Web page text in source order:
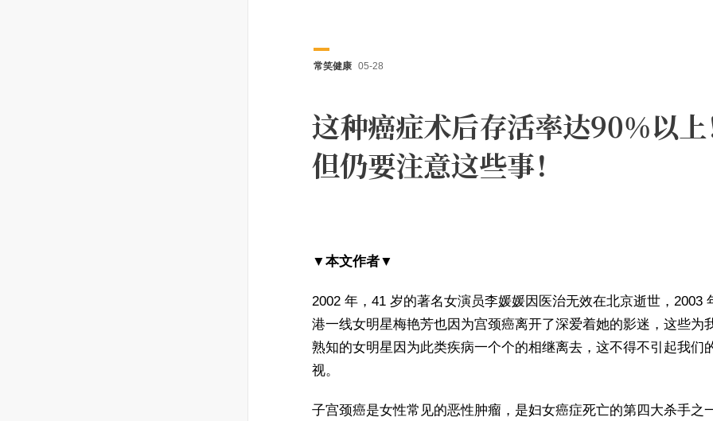
常笑健康 05-28
这种癌症术后存活率达90%以
但仍要注意这些事！
▼本文作者▼
2002 年，41 岁的著名女演员李媛媛因医治无效在北京逝世，2003
港一线女明星梅艳芳也因为宫颈癌离开了深爱着她的影迷，这些为
熟知的女明星因为此类疾病一个个的相继离去，这不得不引起我们
视。
子宫颈癌是女性常见的恶性肿瘤，是妇女癌症死亡的第四大杀手之